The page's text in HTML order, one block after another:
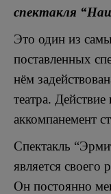
спектакля
Это один из
поставленных
нём
театра.
аккомпанемент
Спектакль
является своего
Он постоянно